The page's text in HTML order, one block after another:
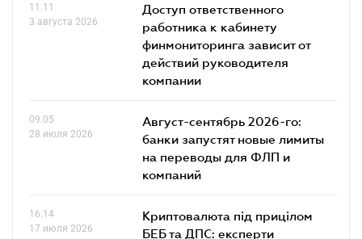
11.11
3 августа 2026
Доступ ответственного
работника к кабинету
финмониторинга зависит от
действий руководителя
компании
09.05
28 июля 2026
Август-сентябрь 2026-го:
банки запустят новые лимиты
на переводы для ФЛП и
компаний
16.14
17 июля 2026
Криптовалюта під прицілом
БЕБ та ДПС: експерти